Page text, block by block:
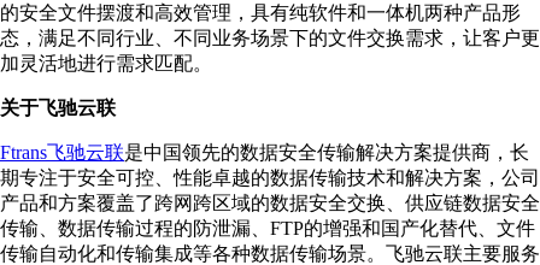
的安全文件摆渡和高效管理，具有纯软件和一体机两种产品形
态，满足不同行业、不同业务场景下的文件交换需求，让客户更
加灵活地进行需求匹配。
关于飞驰云联
Ftrans飞驰云联是中国领先的数据安全传输解决方案提供商，长
期专注于安全可控、性能卓越的数据传输技术和解决方案，公司
产品和方案覆盖了跨网跨区域的数据安全交换、供应链数据安全
传输、数据传输过程的防泄漏、FTP的增强和国产化替代、文件
传输自动化和传输集成等各种数据传输场景。飞驰云联主要服务